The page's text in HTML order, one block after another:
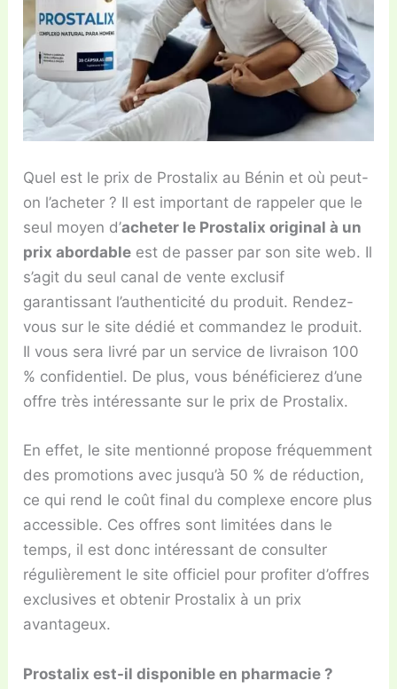
Quel est le prix de Prostalix au Bénin et où peut-
on l’acheter ? Il est important de rappeler que le
seul moyen d’acheter le Prostalix original à un
prix abordable est de passer par son site web. Il
s’agit du seul canal de vente exclusif
garantissant l’authenticité du produit. Rendez-
vous sur le site dédié et commandez le produit.
Il vous sera livré par un service de livraison 100
% confidentiel. De plus, vous bénéficierez d’une
offre très intéressante sur le prix de Prostalix.
En effet, le site mentionné propose fréquemment
des promotions avec jusqu’à 50 % de réduction,
ce qui rend le coût final du complexe encore plus
accessible. Ces offres sont limitées dans le
temps, il est donc intéressant de consulter
régulièrement le site officiel pour profiter d’offres
exclusives et obtenir Prostalix à un prix
avantageux.
Prostalix est-il disponible en pharmacie ?